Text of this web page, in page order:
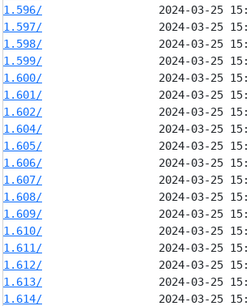
1.596/
1.597/
1.598/
1.599/
1.600/
1.601/
1.602/
1.604/
1.605/
1.606/
1.607/
1.608/
1.609/
1.610/
1.611/
1.612/
1.613/
1.614/